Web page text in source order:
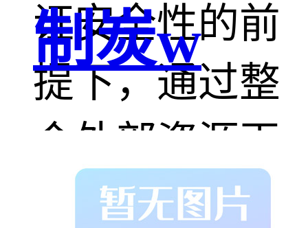
证安全性的前
提下，通过整
合外部资源再
加上自己的创
制炭w